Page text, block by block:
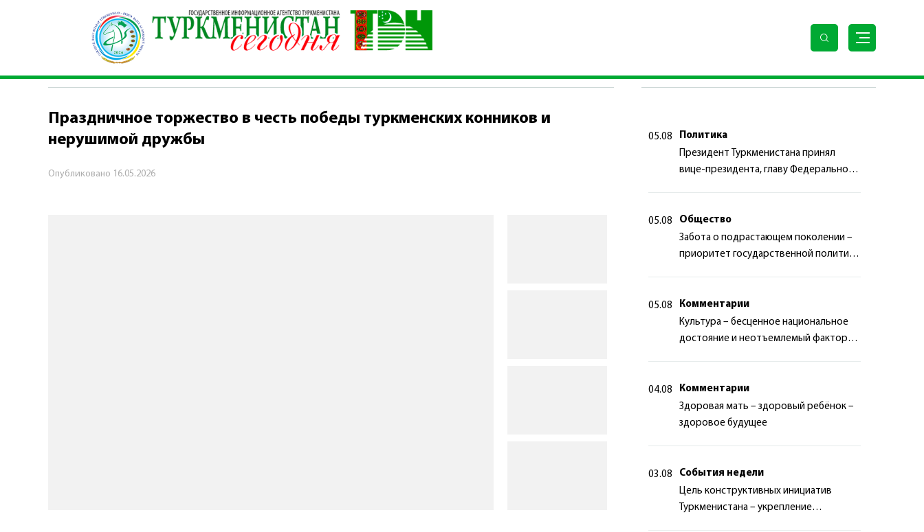
\ Общество Праздничное торжество в честь победы туркменских конников и нерушимой дружбы
ОБЩЕСТВО
Праздничное торжество в честь победы туркменских конников и
нерушимой дружбы
Опубликовано 16.05.2026
05.08
Политика
Президент Туркменистана принял
вице-президента, главу Федерального
05.08
Общество
Забота о подрастающем поколении –
приоритет государственной политики
05.08
Комментарии
Культура – бесценное национальное
достояние и неотъемлемый фактор
04.08
Комментарии
Здоровая мать – здоровый ребёнок –
здоровое будущее
03.08
События недели
Цель конструктивных инициатив
Туркменистана – укрепление